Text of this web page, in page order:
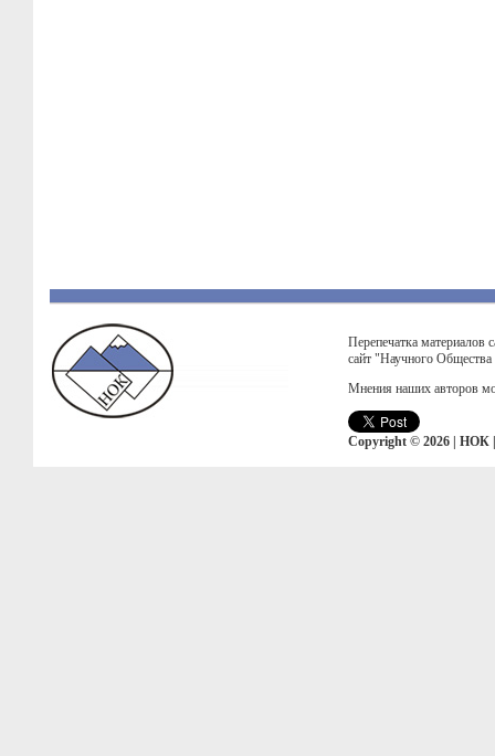
Перепечатка материалов
сайт "Научного
Мнения наших авторов
Copyright © 2026 | НОК